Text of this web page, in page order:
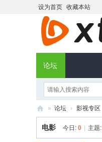
设为首页 收藏本站
论坛
T
» 论坛 › 影视专区
电影 今日: 0 主题: